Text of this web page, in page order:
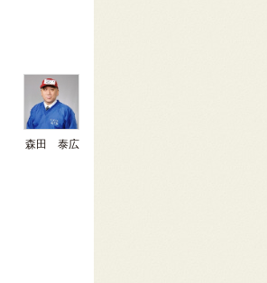
森田 泰広